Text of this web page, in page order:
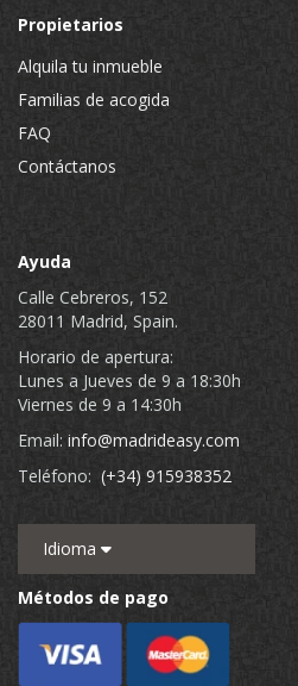
Propietarios
Alquila tu inmueble
Familias de acogida
FAQ
Contáctanos
Ayuda
Calle Cebreros, 152
28011 Madrid, Spain.
Horario de apertura:
Lunes a Jueves de 9 a 18:30h
Viernes de 9 a 14:30h
Email: info@madrideasy.com
Teléfono: (+34) 915938352
Idioma
Métodos de pago